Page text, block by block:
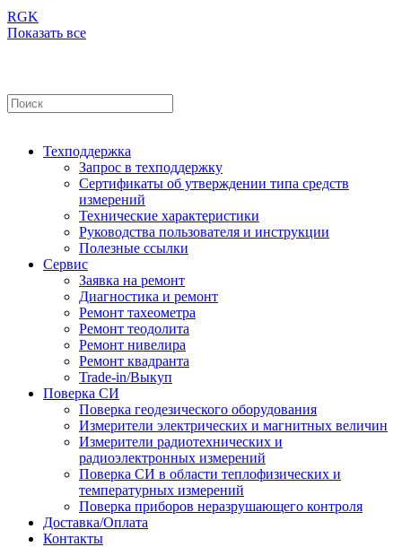
RGK
Показать все
Техподдержка
Запрос в техподдержку
Сертификаты об утверждении типа средств
измерений
Технические характеристики
Руководства пользователя и инструкции
Полезные ссылки
Сервис
Заявка на ремонт
Диагностика и ремонт
Ремонт тахеометра
Ремонт теодолита
Ремонт нивелира
Ремонт квадранта
Trade-in/Выкуп
Поверка СИ
Поверка геодезического оборудования
Измерители электрических и магнитных величин
Измерители радиотехнических и
радиоэлектронных измерений
Поверка СИ в области теплофизических и
температурных измерений
Поверка приборов неразрушающего контроля
Доставка/Оплата
Контакты